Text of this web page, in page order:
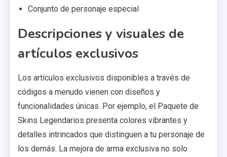
Conjunto de personaje especial
Descripciones y visuales de
artículos exclusivos
Los artículos exclusivos disponibles a través de
códigos a menudo vienen con diseños y
funcionalidades únicas. Por ejemplo, el Paquete de
Skins Legendarios presenta colores vibrantes y
detalles intrincados que distinguen a tu personaje de
los demás. La mejora de arma exclusiva no solo